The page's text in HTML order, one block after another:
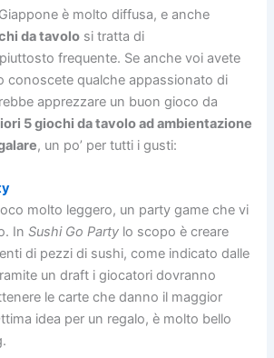
è molto diffusa, e anche
da tavolo si tratta di
frequente. Se anche voi avete
conoscete qualche appassionato di
apprezzare un buon gioco da
5 giochi da tavolo ad ambientazione
, un po’ per tutti i gusti:
molto leggero, un party game che vi
InSushi Go Party lo scopo è creare
di pezzi di sushi, come indicato dalle
un draft i giocatori dovranno
le carte che danno il maggior
idea per un regalo, è molto bello